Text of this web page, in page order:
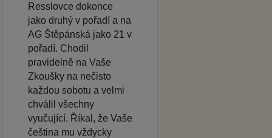
Resslovce dokonce
jako druhý v pořadí a na
AG Štěpánská jako 21 v
pořadí. Chodil
pravidelně na Vaše
Zkoušky na nečisto
každou sobotu a velmi
chválil všechny
vyučující. Říkal, že Vaše
čeština mu vždycky